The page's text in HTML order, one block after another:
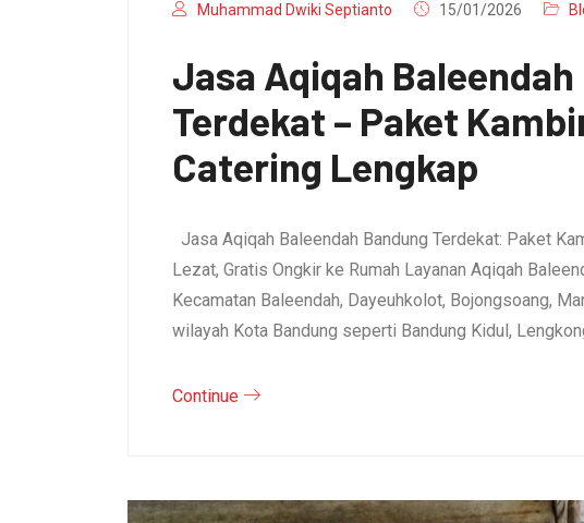
Muhammad Dwiki Septianto 15/01/2026
Jasa Aqiqah
Terdekat – Paket
Catering Lengkap
Jasa Aqiqah Baleendah Bandung Terdekat: Paket
Lezat, Gratis Ongkir ke Rumah Layanan Aqiqah
Kecamatan Baleendah, Dayeuhkolot, Bojongsoang,
wilayah Kota Bandung seperti Bandung Kidul,
Continue